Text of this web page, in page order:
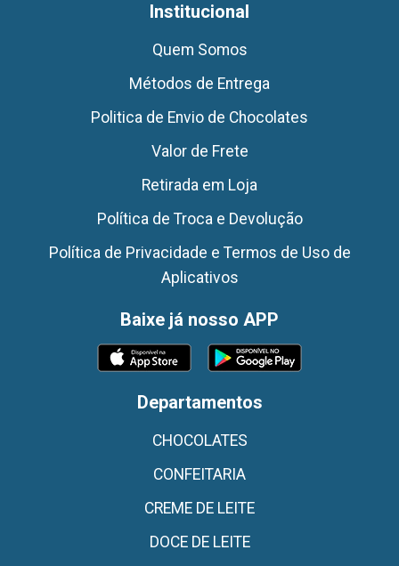
Institucional
Quem Somos
Métodos de Entrega
Politica de Envio de Chocolates
Valor de Frete
Retirada em Loja
Política de Troca e Devolução
Política de Privacidade e Termos de Uso de
Aplicativos
Baixe já nosso APP
Departamentos
CHOCOLATES
CONFEITARIA
CREME DE LEITE
DOCE DE LEITE